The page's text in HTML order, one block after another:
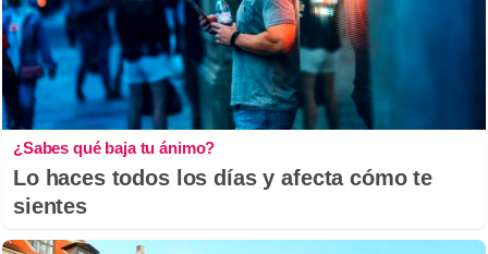
¿Sabes qué baja tu ánimo?
Lo haces todos los días y afecta cómo te
sientes